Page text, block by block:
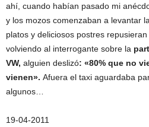
ahí, cuando habían pasado mi
y los mozos comenzaban a levantar
platos y deliciosos postres
volviendo al interrogante sobre la
VW, alguien deslizó: «80% que no
vienen». Afuera el taxi aguardaba
algunos…
19-04-2011